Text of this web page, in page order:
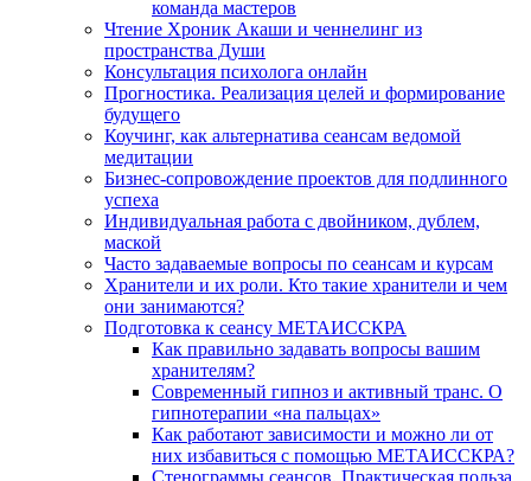
команда мастеров
Чтение Хроник Акаши и ченнелинг из
пространства Души
Консультация психолога онлайн
Прогностика. Реализация целей и формирование
будущего
Коучинг, как альтернатива сеансам ведомой
медитации
Бизнес-сопровождение проектов для подлинного
успеха
Индивидуальная работа с двойником, дублем,
маской
Часто задаваемые вопросы по сеансам и курсам
Хранители и их роли. Кто такие хранители и чем
они занимаются?
Подготовка к сеансу МЕТАИССКРА
Как правильно задавать вопросы вашим
хранителям?
Современный гипноз и активный транс. О
гипнотерапии «на пальцах»
Как работают зависимости и можно ли от
них избавиться с помощью МЕТАИССКРА?
Стенограммы сеансов. Практическая польза